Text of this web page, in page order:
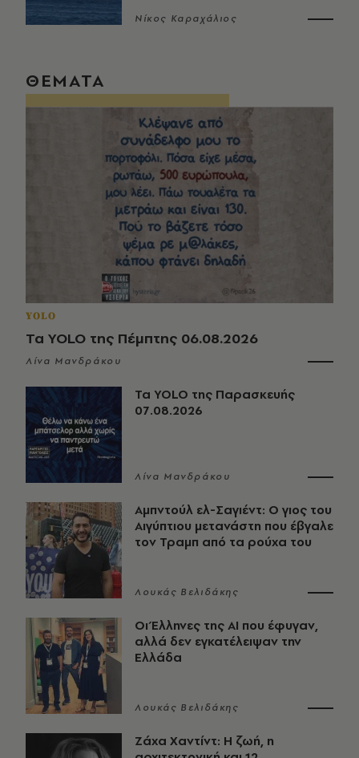
Νίκος Καραχάλιος
ΘΕΜΑΤΑ
YOLO
Τα YOLO της Πέμπτης 06.08.2026
Λίνα Μανδράκου
Τα YOLO της Παρασκευής
07.08.2026
Λίνα Μανδράκου
Αμπντούλ ελ-Σαγιέντ: Ο γιος του
Αιγύπτιου μετανάστη που έβγαλε
τον Τραμπ από τα ρούχα του
Λουκάς Βελιδάκης
Οι Έλληνες της ΑΙ που έφυγαν,
αλλά δεν εγκατέλειψαν την
Ελλάδα
Λουκάς Βελιδάκης
Ζάχα Χαντίντ: Η ζωή, η